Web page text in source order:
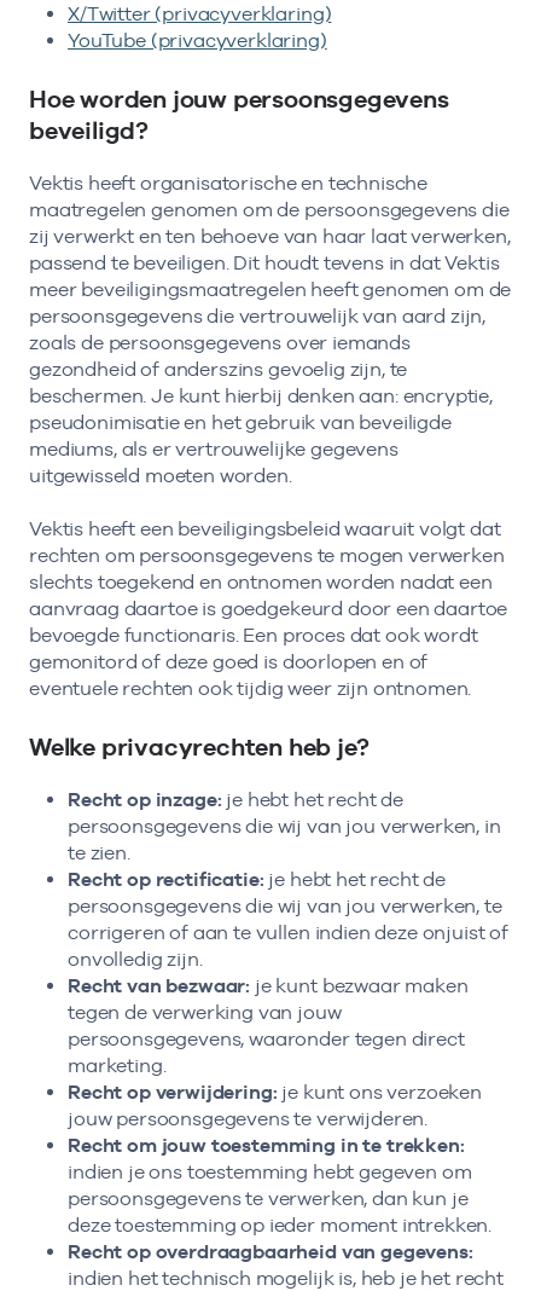
X/Twitter (privacyverklaring)
YouTube (privacyverklaring)
Hoe worden jouw persoonsgegevens
beveiligd?
Vektis heeft organisatorische en technische
maatregelen genomen om de persoonsgegevens die
zij verwerkt en ten behoeve van haar laat verwerken,
passend te beveiligen. Dit houdt tevens in dat Vektis
meer beveiligingsmaatregelen heeft genomen om de
persoonsgegevens die vertrouwelijk van aard zijn,
zoals de persoonsgegevens over iemands
gezondheid of anderszins gevoelig zijn, te
beschermen. Je kunt hierbij denken aan: encryptie,
pseudonimisatie en het gebruik van beveiligde
mediums, als er vertrouwelijke gegevens
uitgewisseld moeten worden.
Vektis heeft een beveiligingsbeleid waaruit volgt dat
rechten om persoonsgegevens te mogen verwerken
slechts toegekend en ontnomen worden nadat een
aanvraag daartoe is goedgekeurd door een daartoe
bevoegde functionaris. Een proces dat ook wordt
gemonitord of deze goed is doorlopen en of
eventuele rechten ook tijdig weer zijn ontnomen.
Welke privacyrechten heb je?
Recht op inzage: je hebt het recht de
persoonsgegevens die wij van jou verwerken, in
te zien.
Recht op rectificatie: je hebt het recht de
persoonsgegevens die wij van jou verwerken, te
corrigeren of aan te vullen indien deze onjuist of
onvolledig zijn.
Recht van bezwaar: je kunt bezwaar maken
tegen de verwerking van jouw
persoonsgegevens, waaronder tegen direct
marketing.
Recht op verwijdering: je kunt ons verzoeken
jouw persoonsgegevens te verwijderen.
Recht om jouw toestemming in te trekken:
indien je ons toestemming hebt gegeven om
persoonsgegevens te verwerken, dan kun je
deze toestemming op ieder moment intrekken.
Recht op overdraagbaarheid van gegevens:
indien het technisch mogelijk is, heb je het recht